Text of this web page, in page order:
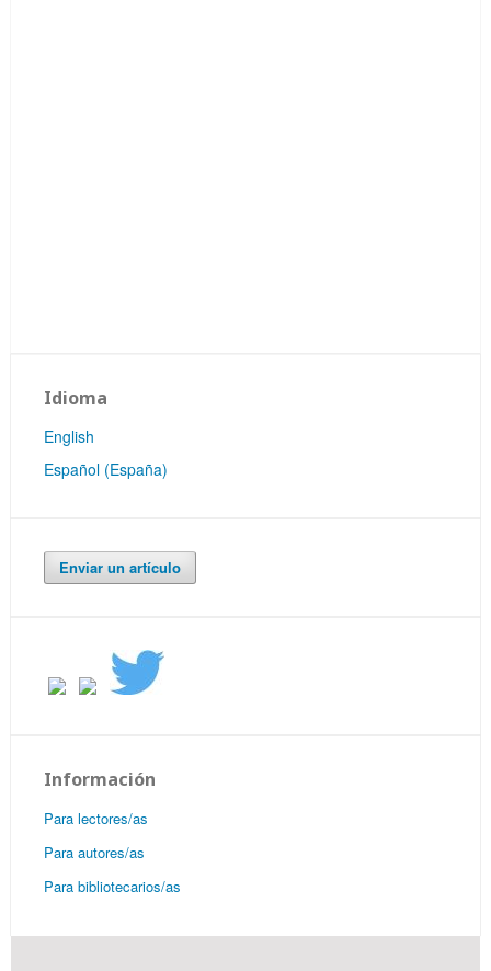
Idioma
English
Español (España)
Enviar un artículo
Información
Para lectores/as
Para autores/as
Para bibliotecarios/as